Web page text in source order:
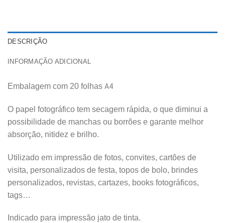
DESCRIÇÃO
INFORMAÇÃO ADICIONAL
Embalagem com 20 folhas A4
O papel fotográfico tem secagem rápida, o que diminui a
possibilidade de manchas ou borrões e garante melhor
absorção, nitidez e brilho.
Utilizado em impressão de fotos, convites, cartões de
visita, personalizados de festa, topos de bolo, brindes
personalizados, revistas, cartazes, books fotográficos,
tags…
Indicado para impressão jato de tinta.